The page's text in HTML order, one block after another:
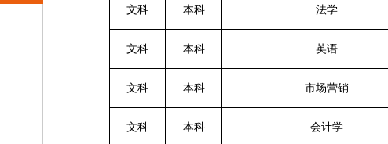
文科 本科 法学
文科 本科 英语
文科 本科 市场营销
文科 本科 会计学